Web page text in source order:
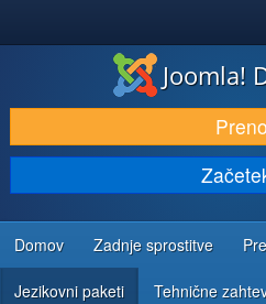
PRENESI IN RAZŠIRI
ODKRIJTE & IZVEJTE
SKUPNOST IN PODPORA
VIRI ZA RAZVIJALCE
Joomla!
Domov Zadnje sprostitve
Jezikovni paketi Tehnične